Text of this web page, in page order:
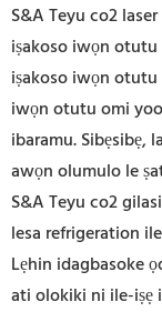
S&A Teyu co2
iṣakoso iwọn
iṣakoso iwọn
iwọn otutu omi
ibaramu. Sibẹsibẹ,
awọn olumulo le
S&A Teyu co2
lesa refrigeration
Lẹhin idagbasoke
ati olokiki ni ile-iṣẹ